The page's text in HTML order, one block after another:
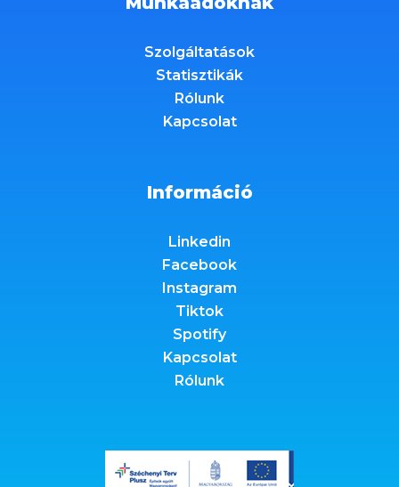
Szolgáltatások
Statisztikák
Rólunk
Kapcsolat
Információ
Linkedin
Facebook
Instagram
Tiktok
Spotify
Kapcsolat
Rólunk